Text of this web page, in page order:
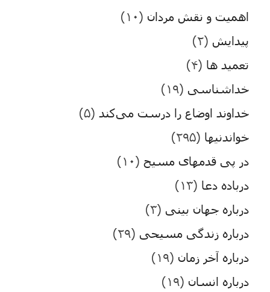
اهمیت و نقش مردان (۱۰)
پیدایش (۲)
تعمید ها (۴)
خداشناسی (۱۹)
خداوند اوضاع را درست می‌کند (۵)
خواندنیها (۲۹۵)
در پی قدمهای مسیح (۱۰)
درباده دعا (۱۳)
درباره جهان بینی (۳)
درباره زندگی مسیحی (۲۹)
درباره آخر زمان (۱۹)
درباره انسان (۱۹)